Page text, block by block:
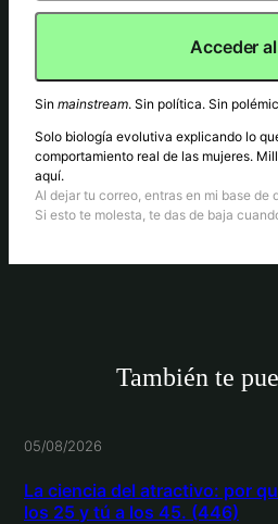
Acceder
Sin mainstream. Sin política. Sin
Solo biología evolutiva explicando lo
comportamiento real de las mujeres.
aquí.
Al dejar tu correo, entras en mi base de
Si esto te molesta, te das de baja
También te
05/08/2026
La ciencia del atractivo: por
los 25 y tú a los 45. (446)